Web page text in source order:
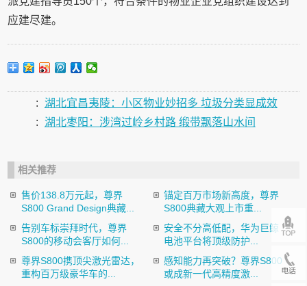
应建尽建。
: 湖北宜昌夷陵：小区物业妙招多 垃圾分类显成效
: 湖北枣阳：涉湾过岭乡村路 缎带飘落山水间
相关推荐
售价138.8万元起，尊界
S800 Grand Design典藏...
锚定百万市场新高度，尊界
S800典藏大观上市重...
告别车标崇拜时代，尊界
S800的移动会客厅如何...
安全不分高低配，华为巨鲸
电池平台将顶级防护...
尊界S800携顶尖激光雷达，
重构百万级豪华车的...
感知能力再突破？尊界S800
或成新一代高精度激...